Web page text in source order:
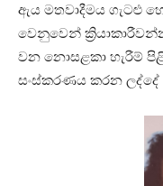
ඇය මතවාදීමය ගැටළු
වෙනුවෙන්
වන නොසළකා හැරීම්
සංස්කරණය කරන